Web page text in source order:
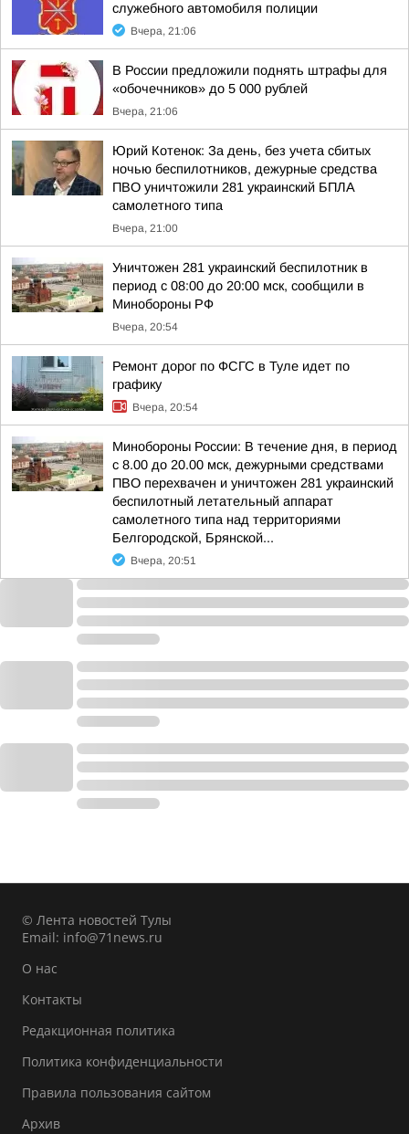
служебного автомобиля полиции
Вчера, 21:06
В России предложили поднять штрафы для
«обочечников» до 5 000 рублей
Вчера, 21:06
Юрий Котенок: За день, без учета сбитых
ночью беспилотников, дежурные средства
ПВО уничтожили 281 украинский БПЛА
самолетного типа
Вчера, 21:00
Уничтожен 281 украинский беспилотник в
период с 08:00 до 20:00 мск, сообщили в
Минобороны РФ
Вчера, 20:54
Ремонт дорог по ФСГС в Туле идет по
графику
Вчера, 20:54
Минобороны России: В течение дня, в период
с 8.00 до 20.00 мск, дежурными средствами
ПВО перехвачен и уничтожен 281 украинский
беспилотный летательный аппарат
самолетного типа над территориями
Белгородской, Брянской...
Вчера, 20:51
© Лента новостей Тулы
Email: info@71news.ru
О нас
Контакты
Редакционная политика
Политика конфиденциальности
Правила пользования сайтом
Архив